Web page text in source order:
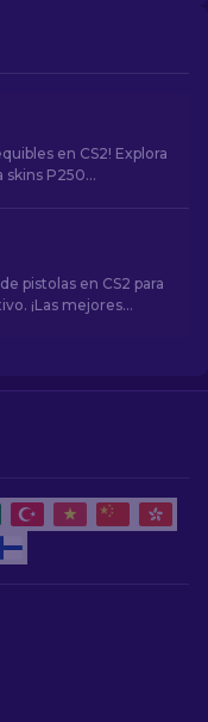
en CS2! Explora
skins P250
pistolas en CS2 para
¡Las mejores